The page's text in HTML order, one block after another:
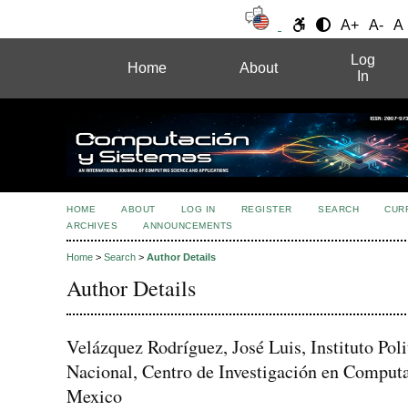
A+ A- A
Home About
Log
In
HOME ABOUT LOG IN REGISTER SEARCH
ARCHIVES
ANNOUNCEMENTS
Home > Search > Author Details
Author Details
Velázquez Rodríguez, José Luis, Instituto
Nacional, Centro de Investigación en
Mexico